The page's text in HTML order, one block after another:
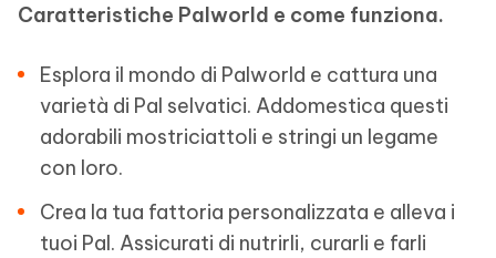
Caratteristiche Palworld e come funziona.
Esplora il mondo di Palworld e cattura una
varietà di Pal selvatici. Addomestica questi
adorabili mostriciattoli e stringi un legame
con loro.
Crea la tua fattoria personalizzata e alleva i
tuoi Pal. Assicurati di nutrirli, curarli e farli